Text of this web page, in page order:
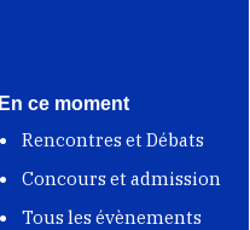
En ce moment
Rencontres et Débats
Concours et admission
Tous les évènements